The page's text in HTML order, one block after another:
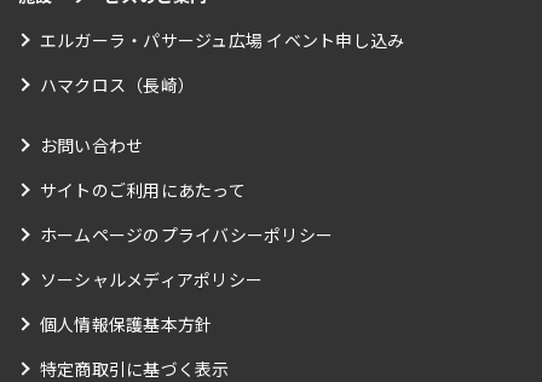
エルガーラ・パサージュ広場 イベント申し込み
ハマクロス（長崎）
お問い合わせ
サイトのご利用にあたって
ホームページのプライバシーポリシー
ソーシャルメディアポリシー
個人情報保護基本方針
特定商取引に基づく表示